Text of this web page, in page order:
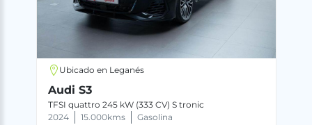
Ubicado en Leganés
Audi S3
TFSI quattro 245 kW (333 CV) S tronic
2024
15.000kms Gasolina